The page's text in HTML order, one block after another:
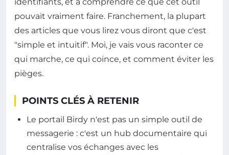
identifiants, et à comprendre ce que cet outil
pouvait vraiment faire. Franchement, la plupart
des articles que vous lirez vous diront que c'est
"simple et intuitif". Moi, je vais vous raconter ce
qui marche, ce qui coince, et comment éviter les
pièges.
POINTS CLÉS À RETENIR
Le portail Birdy n'est pas un simple outil de
messagerie : c'est un hub documentaire qui
centralise vos échanges avec les